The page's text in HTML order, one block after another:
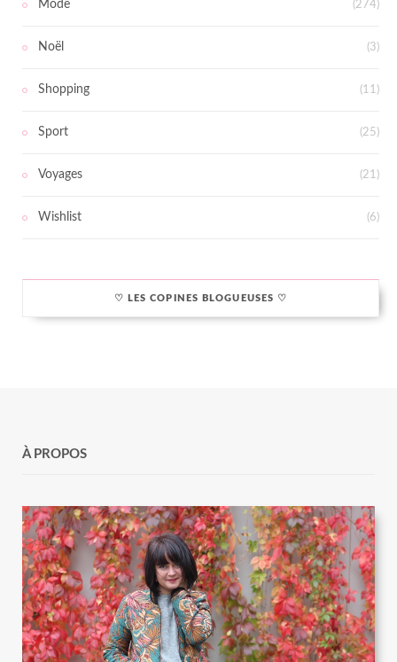
Mode (274)
Noël (3)
Shopping (11)
Sport (25)
Voyages (21)
Wishlist (6)
♡ LES COPINES BLOGUEUSES ♡
À PROPOS